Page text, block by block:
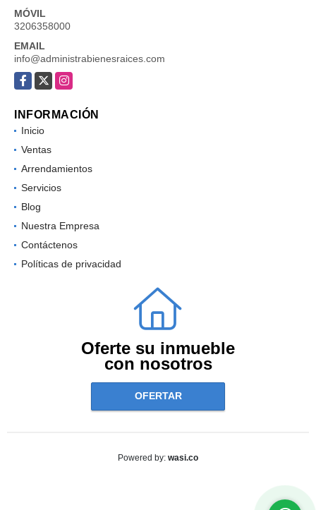
MÓVIL
3206358000
EMAIL
info@administrabienesraices.com
Facebook
X Instagram
INFORMACIÓN
Inicio
Ventas
Arrendamientos
Servicios
Blog
Nuestra Empresa
Contáctenos
Políticas de privacidad
Oferte su inmueble
con nosotros
OFERTAR
Powered by: wasi.co